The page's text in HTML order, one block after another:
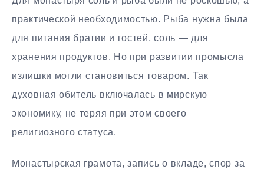
практической необходимостью. Рыба нужна была
для питания братии и гостей, соль — для
хранения продуктов. Но при развитии промысла
излишки могли становиться товаром. Так
духовная обитель включалась в мирскую
экономику, не теряя при этом своего
религиозного статуса.
Монастырская грамота, запись о вкладе, спор за